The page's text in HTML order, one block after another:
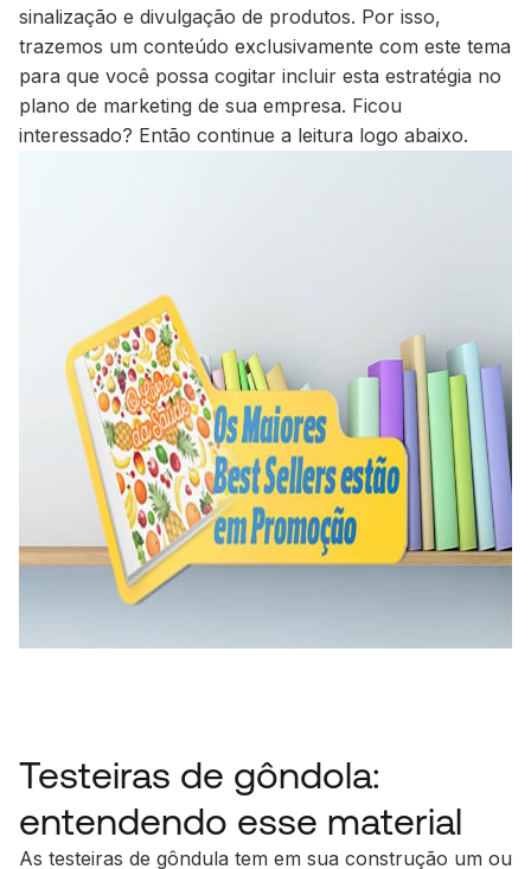
sinalização e divulgação de produtos. Por isso,
trazemos um conteúdo exclusivamente com este tema
para que você possa cogitar incluir esta estratégia no
plano de marketing de sua empresa. Ficou
interessado? Então continue a leitura logo abaixo.
Testeiras de gôndola:
entendendo esse material
As testeiras de gôndula tem em sua construção um ou